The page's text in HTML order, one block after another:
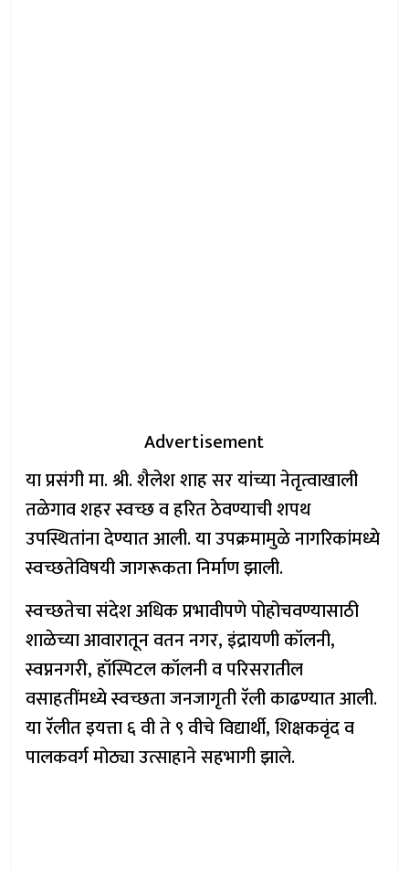
Advertisement
या प्रसंगी मा. श्री. शैलेश शाह सर यांच्या नेतृत्वाखाली
तळेगाव शहर स्वच्छ व हरित ठेवण्याची शपथ
उपस्थितांना देण्यात आली. या उपक्रमामुळे नागरिकांमध्ये
स्वच्छतेविषयी जागरूकता निर्माण झाली.
स्वच्छतेचा संदेश अधिक प्रभावीपणे पोहोचवण्यासाठी
शाळेच्या आवारातून वतन नगर, इंद्रायणी कॉलनी,
स्वप्ननगरी, हॉस्पिटल कॉलनी व परिसरातील
वसाहतींमध्ये स्वच्छता जनजागृती रॅली काढण्यात आली.
या रॅलीत इयत्ता ६ वी ते ९ वीचे विद्यार्थी, शिक्षकवृंद व
पालकवर्ग मोठ्या उत्साहाने सहभागी झाले.